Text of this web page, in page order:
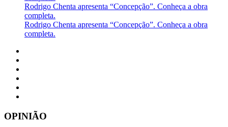
Rodrigo Chenta apresenta “Concepção”. Conheça a obra
completa.
Rodrigo Chenta apresenta “Concepção”. Conheça a obra
completa.
OPINIÃO